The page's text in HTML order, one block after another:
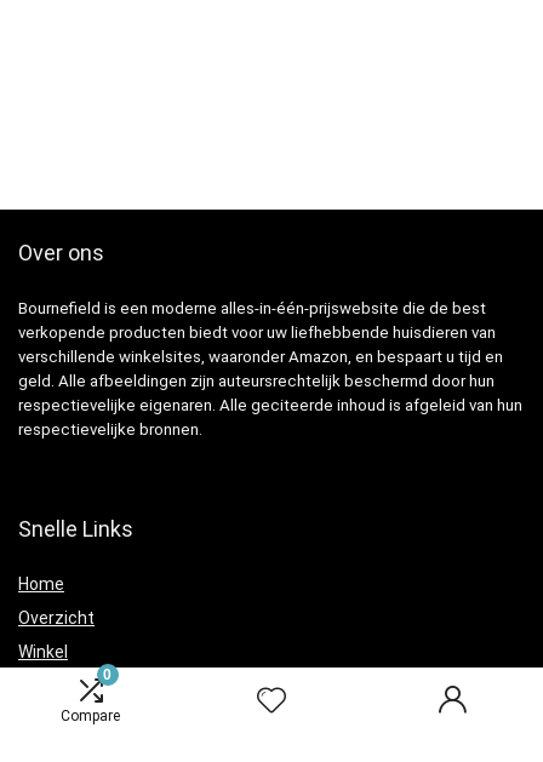
0
Compare
Over ons
Bournefield is een moderne alles-in-één-prijswebsite die de best
verkopende producten biedt voor uw liefhebbende huisdieren van
verschillende winkelsites, waaronder Amazon, en bespaart u tijd en
geld. Alle afbeeldingen zijn auteursrechtelijk beschermd door hun
respectievelijke eigenaren. Alle geciteerde inhoud is afgeleid van hun
respectievelijke bronnen.
Snelle Links
Home
Overzicht
Winkel